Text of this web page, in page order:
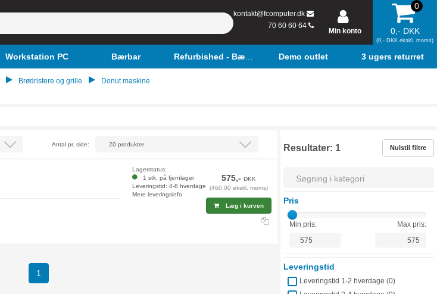
kontakt@fcomputer.dk
70 60 60 64
Min konto
0
0,- DKK
(0,- DKK ekskl. moms)
Workstation PC Bærbar Refurbished - Bærbar Demo outlet 3 ugers returret
Brødristere og grille Donut maskine
Resultater: 1 Nulstil filtre
Pris
Min pris: Max pris:
Leveringstid
Leveringstid 1-2 hverdage (0)
Antal pr. side:
Lagerstatus:
1 stk. på fjernlager
Leveringstid: 4-8 hverdage
Mere leveringsinfo
575,-DKK
(460,00 ekskl. moms)
Læg i kurven
1